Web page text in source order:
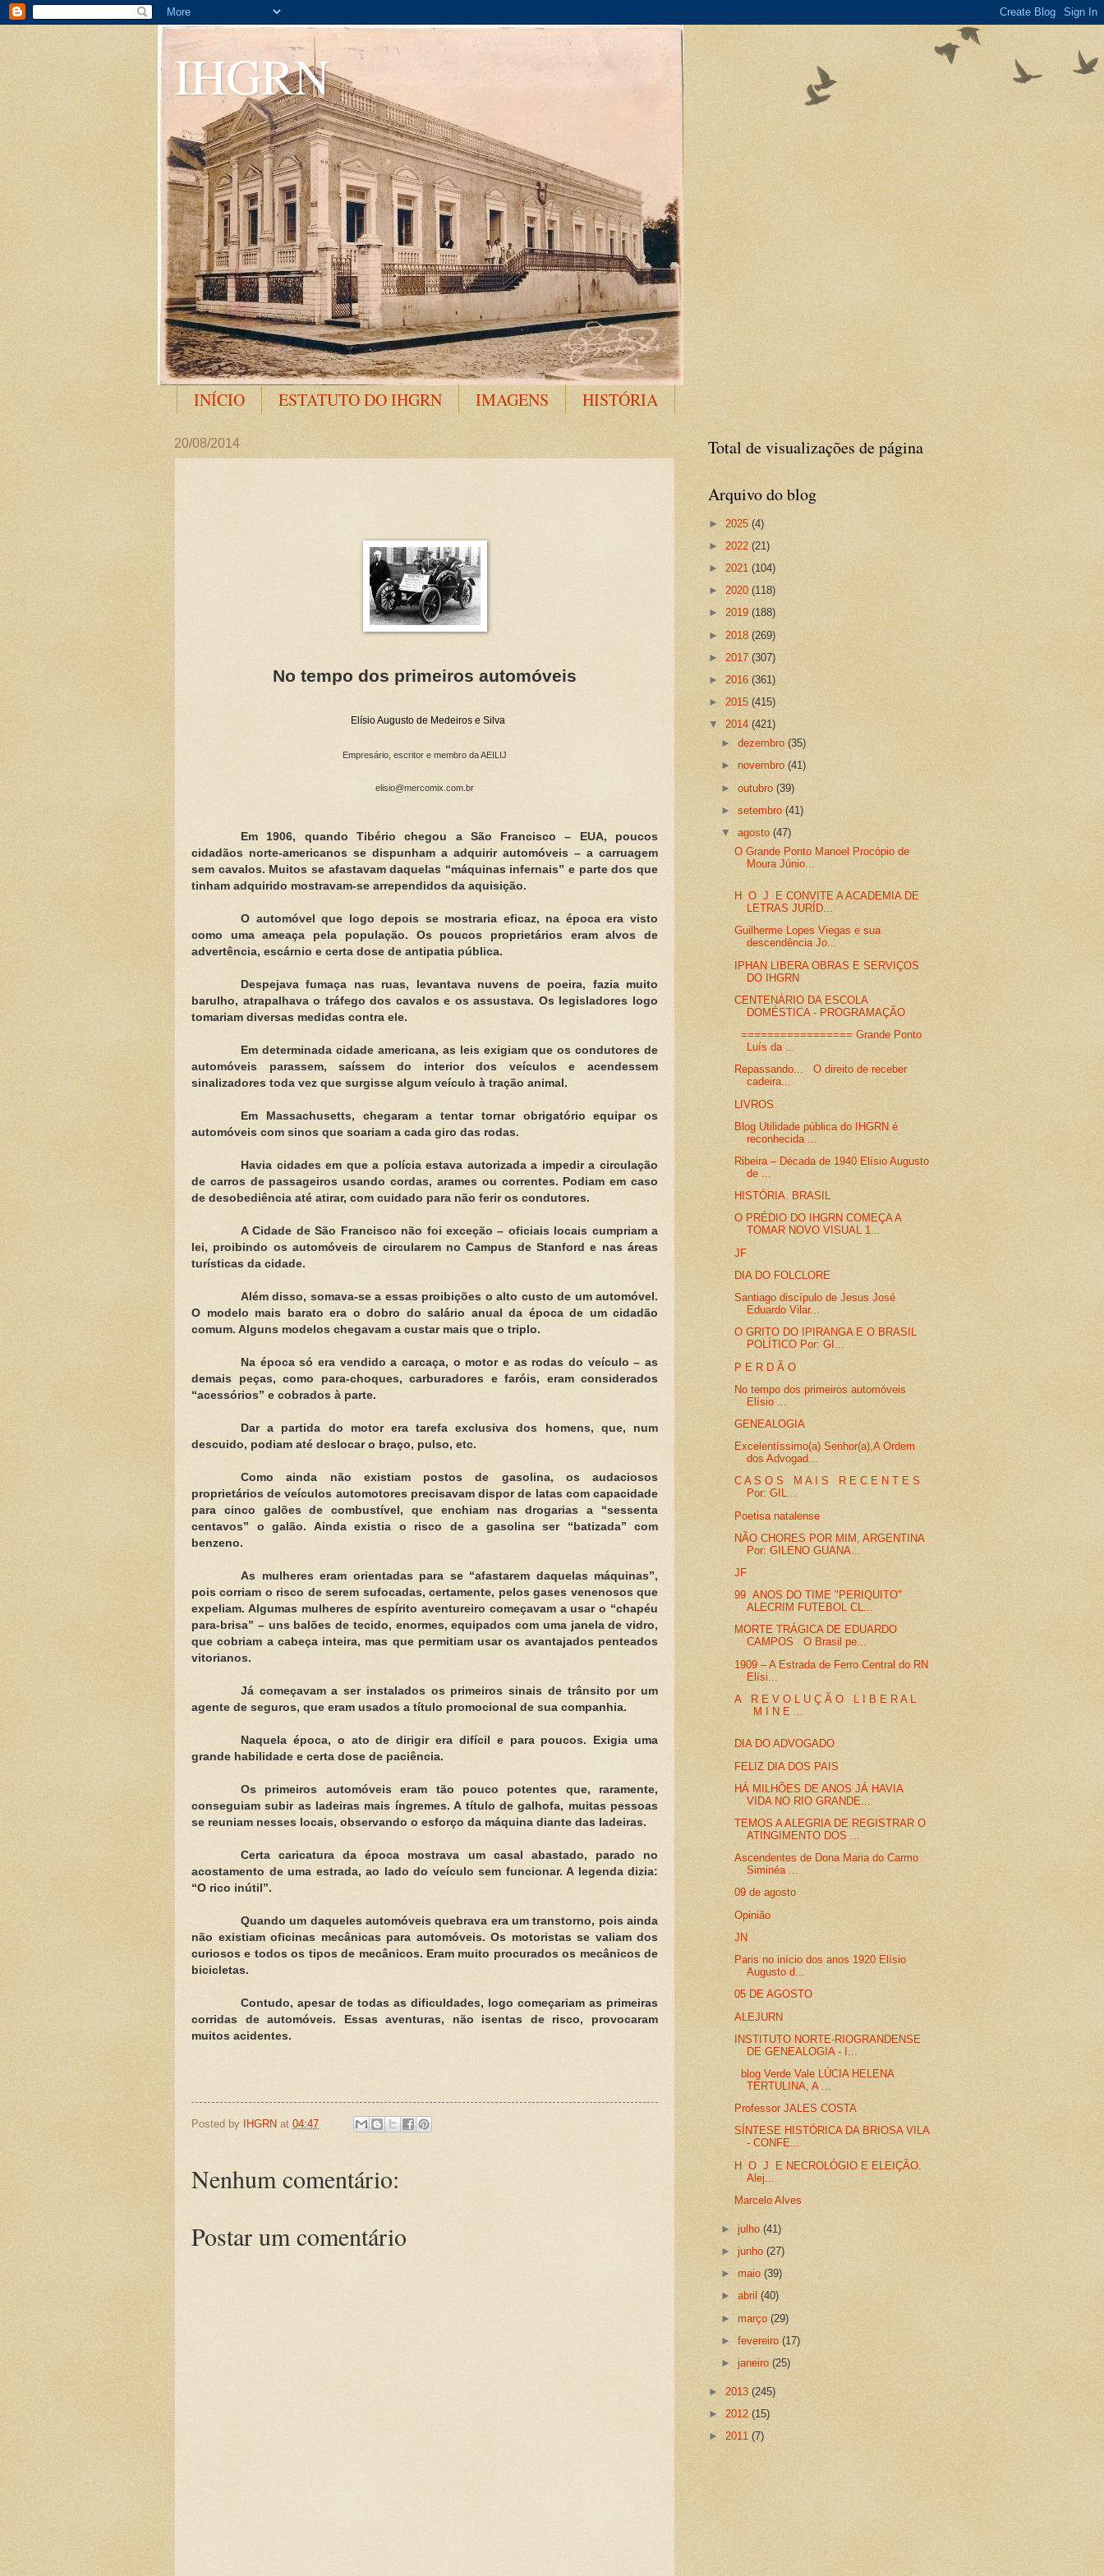
IHGRN
INÍCIO ESTATUTO DO IHGRN IMAGENS HISTÓRIA
20/08/2014
No tempo dos primeiros automóveis
Elísio Augusto de Medeiros e Silva
Empresário, escritor e membro da AEILIJ
elisio@mercomix.com.br
Em 1906, quando Tibério chegou a São Francisco – EUA, poucos
cidadãos norte-americanos se dispunham a adquirir automóveis – a carruagem
sem cavalos. Muitos se afastavam daquelas “máquinas infernais” e parte dos que
tinham adquirido mostravam-se arrependidos da aquisição.
O automóvel que logo depois se mostraria eficaz, na época era visto
como uma ameaça pela população. Os poucos proprietários eram alvos de
advertência, escárnio e certa dose de antipatia pública.
Despejava fumaça nas ruas, levantava nuvens de poeira, fazia muito
barulho, atrapalhava o tráfego dos cavalos e os assustava. Os legisladores logo
tomariam diversas medidas contra ele.
Em determinada cidade americana, as leis exigiam que os condutores de
automóveis parassem, saíssem do interior dos veículos e acendessem
sinalizadores toda vez que surgisse algum veículo à tração animal.
Em Massachusetts, chegaram a tentar tornar obrigatório equipar os
automóveis com sinos que soariam a cada giro das rodas.
Havia cidades em que a polícia estava autorizada a impedir a circulação
de carros de passageiros usando cordas, arames ou correntes. Podiam em caso
de desobediência até atirar, com cuidado para não ferir os condutores.
A Cidade de São Francisco não foi exceção – oficiais locais cumpriam a
lei, proibindo os automóveis de circularem no Campus de Stanford e nas áreas
turísticas da cidade.
Além disso, somava-se a essas proibições o alto custo de um automóvel.
O modelo mais barato era o dobro do salário anual da época de um cidadão
comum. Alguns modelos chegavam a custar mais que o triplo.
Na época só era vendido a carcaça, o motor e as rodas do veículo – as
demais peças, como para-choques, carburadores e faróis, eram considerados
“acessórios” e cobrados à parte.
Dar a partida do motor era tarefa exclusiva dos homens, que, num
descuido, podiam até deslocar o braço, pulso, etc.
Como ainda não existiam postos de gasolina, os audaciosos
proprietários de veículos automotores precisavam dispor de latas com capacidade
para cinco galões de combustível, que enchiam nas drogarias a “sessenta
centavos” o galão. Ainda existia o risco de a gasolina ser “batizada” com
benzeno.
As mulheres eram orientadas para se “afastarem daquelas máquinas”,
pois corriam o risco de serem sufocadas, certamente, pelos gases venenosos que
expeliam. Algumas mulheres de espírito aventureiro começavam a usar o “chapéu
para-brisa” – uns balões de tecido, enormes, equipados com uma janela de vidro,
que cobriam a cabeça inteira, mas que permitiam usar os avantajados penteados
vitorianos.
Já começavam a ser instalados os primeiros sinais de trânsito por um
agente de seguros, que eram usados a título promocional de sua companhia.
Naquela época, o ato de dirigir era difícil e para poucos. Exigia uma
grande habilidade e certa dose de paciência.
Os primeiros automóveis eram tão pouco potentes que, raramente,
conseguiam subir as ladeiras mais íngremes. A título de galhofa, muitas pessoas
se reuniam nesses locais, observando o esforço da máquina diante das ladeiras.
Certa caricatura da época mostrava um casal abastado, parado no
acostamento de uma estrada, ao lado do veículo sem funcionar. A legenda dizia:
“O rico inútil”.
Quando um daqueles automóveis quebrava era um transtorno, pois ainda
não existiam oficinas mecânicas para automóveis. Os motoristas se valiam dos
curiosos e todos os tipos de mecânicos. Eram muito procurados os mecânicos de
bicicletas.
Contudo, apesar de todas as dificuldades, logo começariam as primeiras
corridas de automóveis. Essas aventuras, não isentas de risco, provocaram
muitos acidentes.
Posted by IHGRN at 04:47
Nenhum comentário:
Postar um comentário
Total de visualizações de página
Arquivo do blog
► 2025 (4)
► 2022 (21)
► 2021 (104)
► 2020 (118)
► 2019 (188)
► 2018 (269)
► 2017 (307)
► 2016 (361)
► 2015 (415)
▼ 2014 (421)
►dezembro(35)
►novembro(41)
►outubro(39)
►setembro(41)
▼agosto(47)
O Grande Ponto Manoel Procópio de
Moura Júnio...
H O J E CONVITE A ACADEMIA DE
LETRAS JURÍD...
Guilherme Lopes Viegas e sua
descendência Jo...
IPHAN LIBERA OBRAS E SERVIÇOS
DO IHGRN
CENTENÁRIO DA ESCOLA
DOMÉSTICA - PROGRAMAÇÃO
================= Grande Ponto
Luís da ...
Repassando... O direito de receber
cadeira...
LIVROS
Blog Utilidade pública do IHGRN é
reconhecida ...
Ribeira – Década de 1940 Elísio Augusto
de ...
HISTÓRIA. BRASIL
O PRÉDIO DO IHGRN COMEÇA A
TOMAR NOVO VISUAL 1...
JF
DIA DO FOLCLORE
Santiago discípulo de Jesus José
Eduardo Vilar...
O GRITO DO IPIRANGA E O BRASIL
POLÍTICO Por: GI...
P E R D Ã O
No tempo dos primeiros automóveis
Elísio ...
GENEALOGIA
Excelentíssimo(a) Senhor(a),A Ordem
dos Advogad...
C A S O S M A I S R E C E N T E S
Por: GIL...
Poetisa natalense
NÃO CHORES POR MIM, ARGENTINA
Por: GILENO GUANA...
JF
99 ANOS DO TIME "PERIQUITO"
ALECRIM FUTEBOL CL...
MORTE TRÁGICA DE EDUARDO
CAMPOS O Brasil pe...
1909 – A Estrada de Ferro Central do RN
Elísi...
A R E V O L U Ç Ã O L I B E R A L
M I N E ...
DIA DO ADVOGADO
FELIZ DIA DOS PAIS
HÁ MILHÕES DE ANOS JÁ HAVIA
VIDA NO RIO GRANDE...
TEMOS A ALEGRIA DE REGISTRAR O
ATINGIMENTO DOS ...
Ascendentes de Dona Maria do Carmo
Siminéa ...
09 de agosto
Opinião
JN
Paris no início dos anos 1920 Elísio
Augusto d...
05 DE AGOSTO
ALEJURN
INSTITUTO NORTE-RIOGRANDENSE
DE GENEALOGIA - I...
blog Verde Vale LÚCIA HELENA
TERTULINA, A ...
Professor JALES COSTA
SÍNTESE HISTÓRICA DA BRIOSA VILA
- CONFE...
H O J E NECROLÓGIO E ELEIÇÃO.
Alej...
Marcelo Alves
►julho(41)
►junho(27)
►maio(39)
►abril(40)
►março(29)
►fevereiro(17)
►janeiro(25)
► 2013 (245)
► 2012 (15)
► 2011 (7)